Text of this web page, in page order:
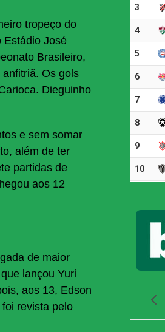
tropeço do
Estádio José
Brasileiro,
Os gols
Dieguinho
e sem somar
além de ter
partidas de
aos 12
de maior
lançou Yuri
aos 13, Edson
revista pelo